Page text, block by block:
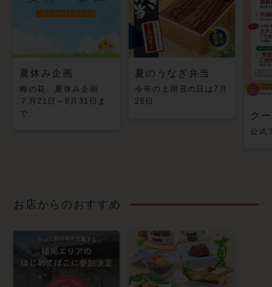
夏休み企画
梅の花 夏休み企画
７月21日～8月31日ま
で
夏のうなぎ弁当
今年の土用丑の日は7月
26日
ク
公式
お店からのおすすめ